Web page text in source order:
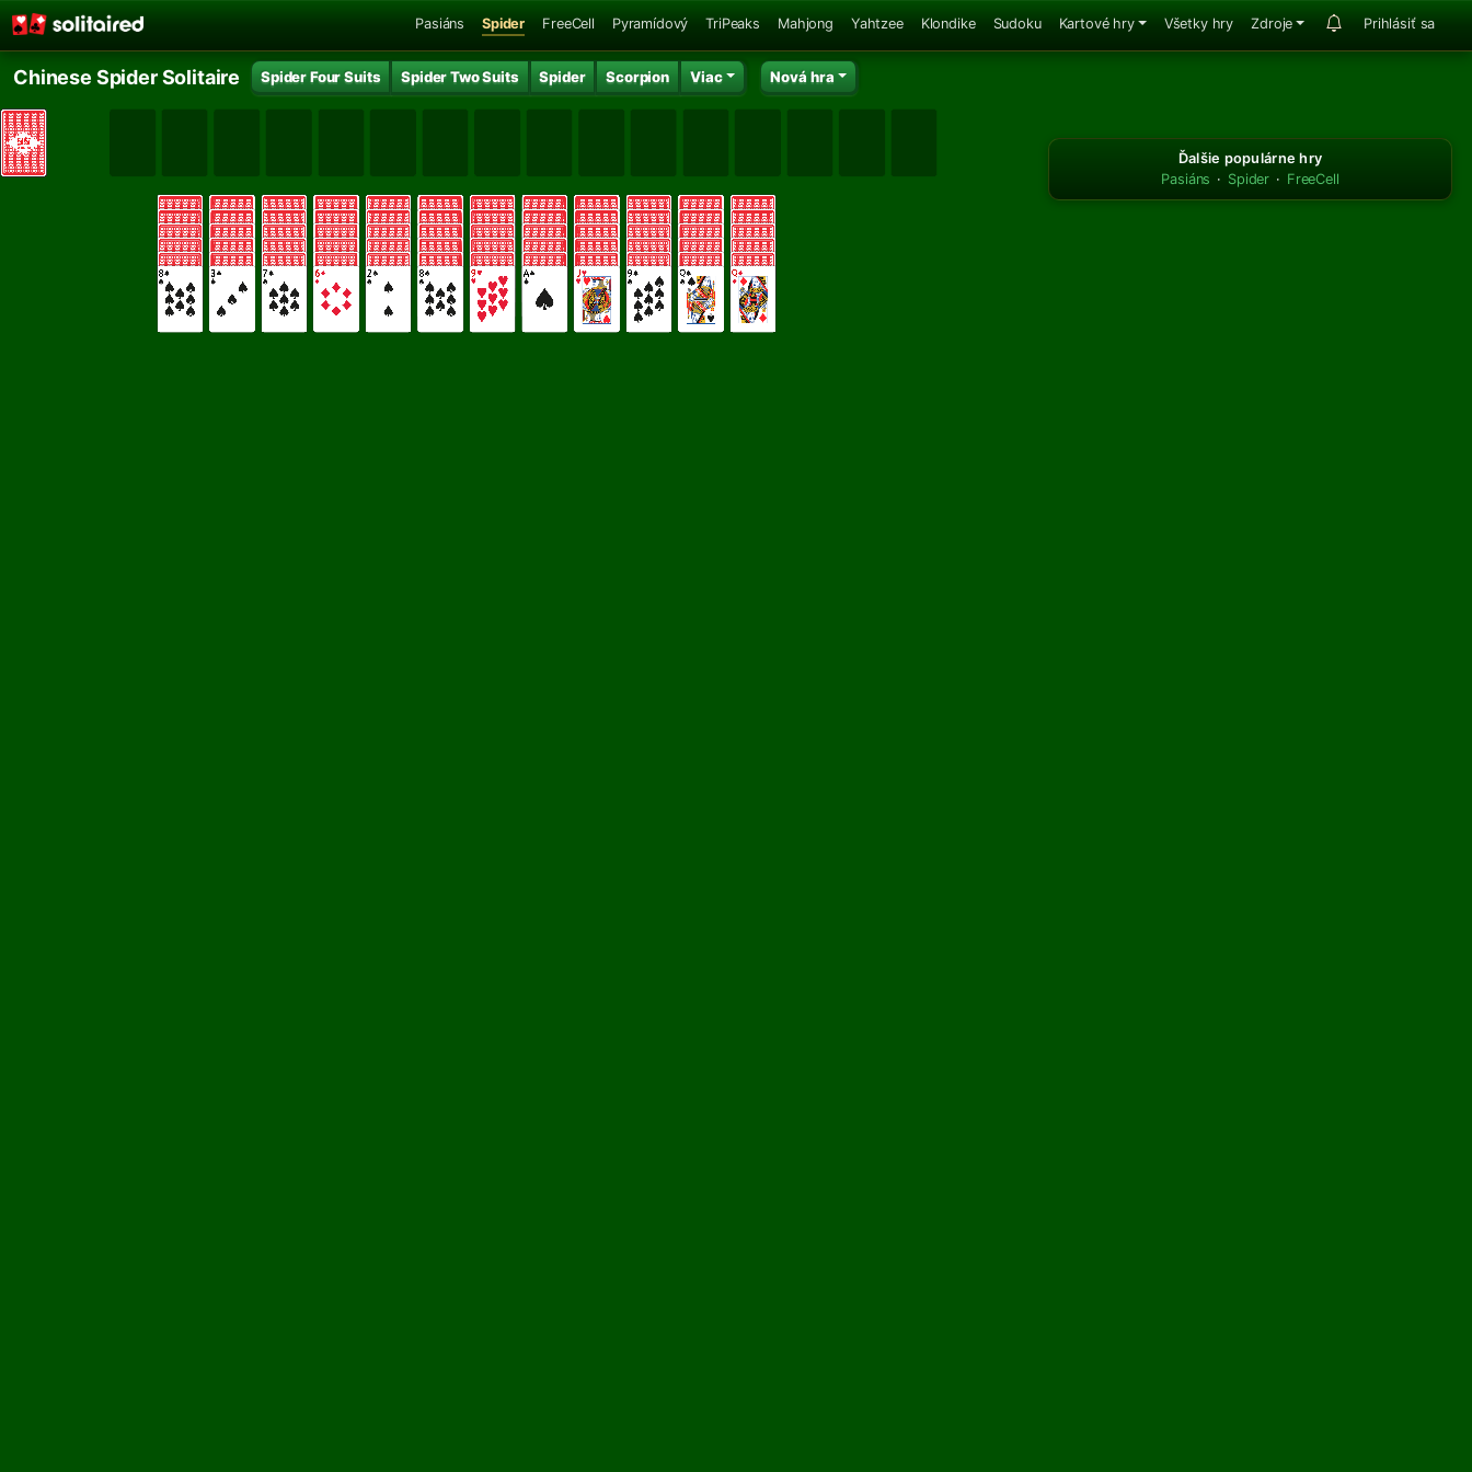
Pasiáns Spider FreeCell Pyramídový TriPeaks Mahjong Yahtzee Klondike Sudoku Kartové hry Všetky hry Zdroje Prihlásiť sa
Chinese Spider Solitaire Spider Four Suits Spider Two Suits Spider Scorpion Viac Nová hra
Ďalšie populárne hry
Pasiáns · Spider · FreeCell